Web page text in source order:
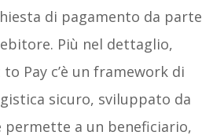
di pagamento da parte
Più nel dettaglio,
Pay c’è un framework di
sicuro, sviluppato da
permette a un beneficiario,